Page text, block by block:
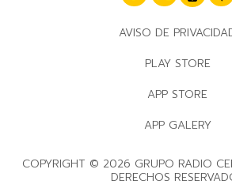
AVISO DE
PLAY STORE
APP STORE
APP GALERY
COPYRIGHT © 2026 GRUPO RADIO
DERECHOS